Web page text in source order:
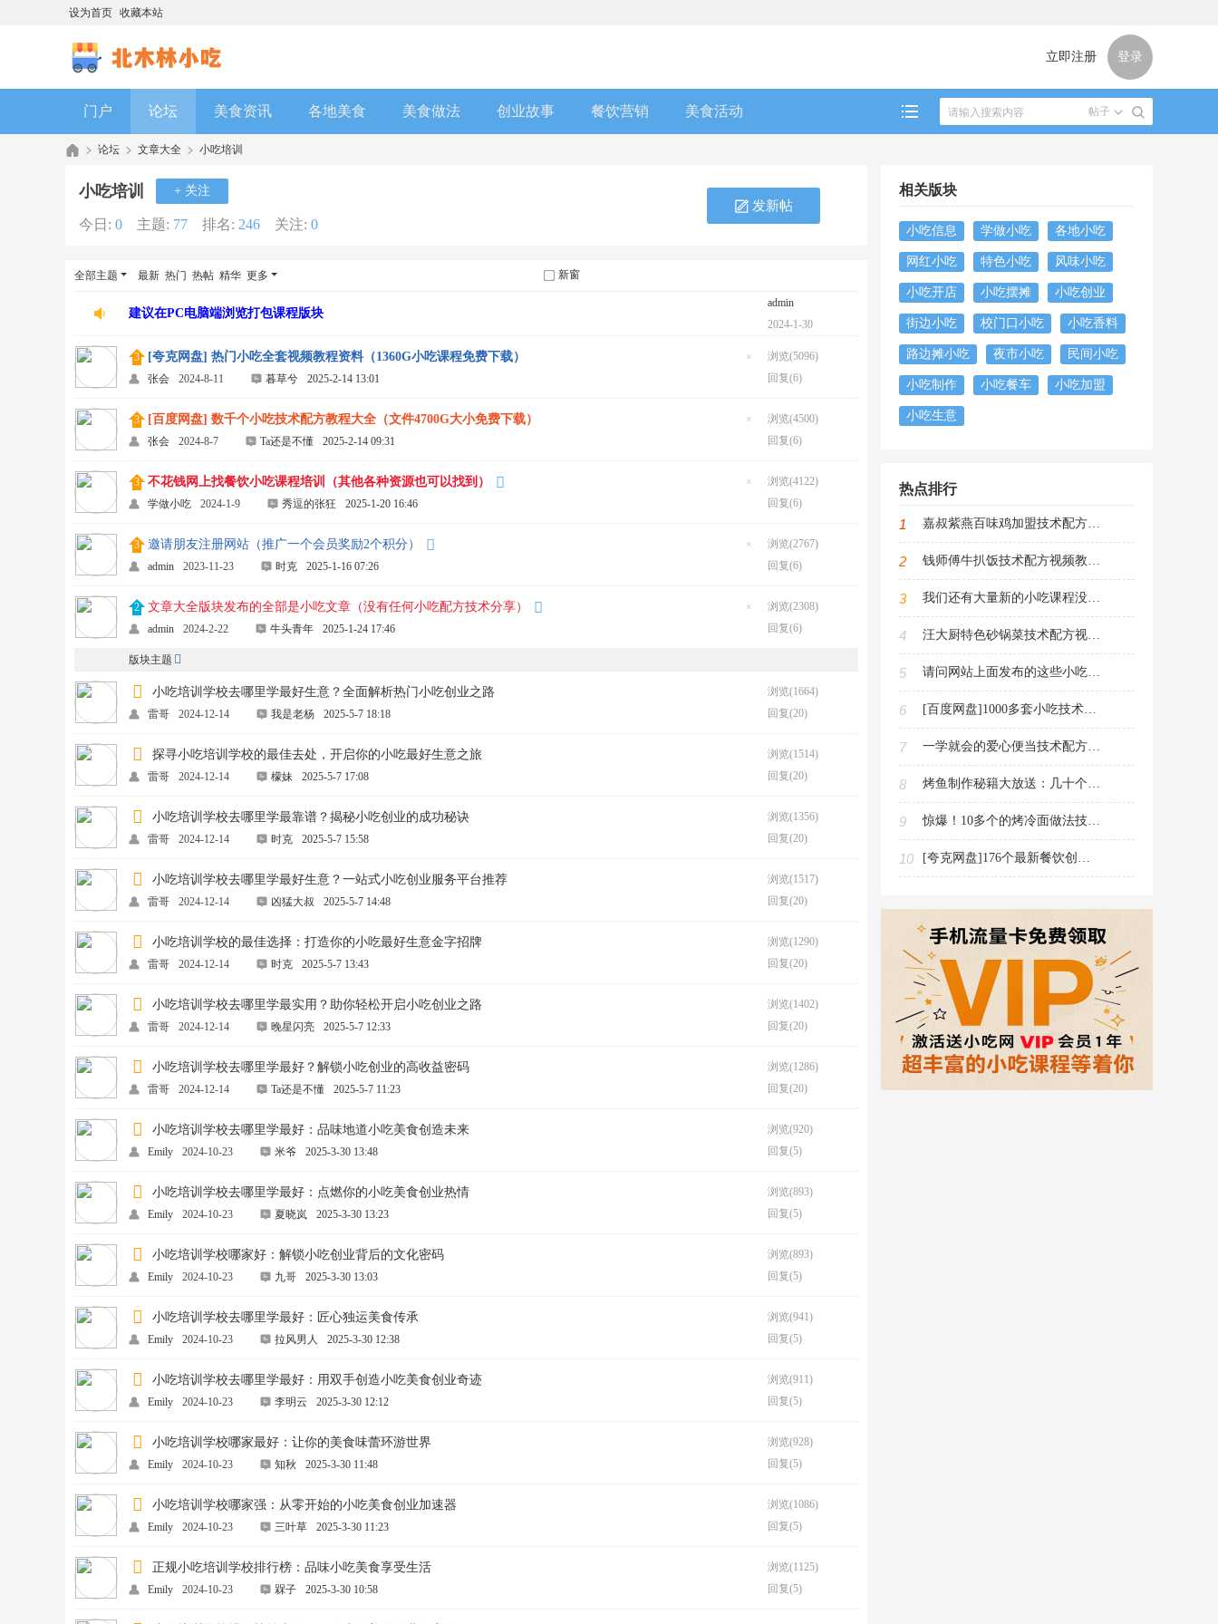
设为首页 收藏本站
立即注册 登录
帖子
门户 论坛 美食资讯 各地美食 美食做法 创业故事 餐饮营销 美食活动
论坛 文章大全 小吃培训
小吃培训 + 关注
今日: 0 主题: 77 排名: 246 关注: 0
发新帖
新窗
全部主题 最新 热门 热帖 精华 更多
建议在PC电脑端浏览打包课程版块
admin
2024-1-30
[夸克网盘] 热门小吃全套视频教程资料（1360G小吃课程免费下载）
张会 2024-8-11 暮草兮 2025-2-14 13:01
浏览(5096)
回复(6)
[百度网盘] 数千个小吃技术配方教程大全（文件4700G大小免费下载）
张会 2024-8-7 Ta还是不懂 2025-2-14 09:31
浏览(4500)
回复(6)
不花钱网上找餐饮小吃课程培训（其他各种资源也可以找到）
学做小吃 2024-1-9 秀逗的张狂 2025-1-20 16:46
浏览(4122)
回复(6)
邀请朋友注册网站（推广一个会员奖励2个积分）
admin 2023-11-23 时克 2025-1-16 07:26
浏览(2767)
回复(6)
文章大全版块发布的全部是小吃文章（没有任何小吃配方技术分享）
admin 2024-2-22 牛头青年 2025-1-24 17:46
浏览(2308)
回复(6)
版块主题
小吃培训学校去哪里学最好生意？全面解析热门小吃创业之路
雷哥 2024-12-14 我是老杨 2025-5-7 18:18
浏览(1664)
回复(20)
探寻小吃培训学校的最佳去处，开启你的小吃最好生意之旅
雷哥 2024-12-14 檬妹 2025-5-7 17:08
浏览(1514)
回复(20)
小吃培训学校去哪里学最靠谱？揭秘小吃创业的成功秘诀
雷哥 2024-12-14 时克 2025-5-7 15:58
浏览(1356)
回复(20)
小吃培训学校去哪里学最好生意？一站式小吃创业服务平台推荐
雷哥 2024-12-14 凶猛大叔 2025-5-7 14:48
浏览(1517)
回复(20)
小吃培训学校的最佳选择：打造你的小吃最好生意金字招牌
雷哥 2024-12-14 时克 2025-5-7 13:43
浏览(1290)
回复(20)
小吃培训学校去哪里学最实用？助你轻松开启小吃创业之路
雷哥 2024-12-14 晚星闪亮 2025-5-7 12:33
浏览(1402)
回复(20)
小吃培训学校去哪里学最好？解锁小吃创业的高收益密码
雷哥 2024-12-14 Ta还是不懂 2025-5-7 11:23
浏览(1286)
回复(20)
小吃培训学校去哪里学最好：品味地道小吃美食创造未来
Emily 2024-10-23 米爷 2025-3-30 13:48
浏览(920)
回复(5)
小吃培训学校去哪里学最好：点燃你的小吃美食创业热情
Emily 2024-10-23 夏晓岚 2025-3-30 13:23
浏览(893)
回复(5)
小吃培训学校哪家好：解锁小吃创业背后的文化密码
Emily 2024-10-23 九哥 2025-3-30 13:03
浏览(893)
回复(5)
小吃培训学校去哪里学最好：匠心独运美食传承
Emily 2024-10-23 拉风男人 2025-3-30 12:38
浏览(941)
回复(5)
小吃培训学校去哪里学最好：用双手创造小吃美食创业奇迹
Emily 2024-10-23 李明云 2025-3-30 12:12
浏览(911)
回复(5)
小吃培训学校哪家最好：让你的美食味蕾环游世界
Emily 2024-10-23 知秋 2025-3-30 11:48
浏览(928)
回复(5)
小吃培训学校哪家强：从零开始的小吃美食创业加速器
Emily 2024-10-23 三叶草 2025-3-30 11:23
浏览(1086)
回复(5)
正规小吃培训学校排行榜：品味小吃美食享受生活
Emily 2024-10-23 槑子 2025-3-30 10:58
浏览(1125)
回复(5)
相关版块
小吃信息 学做小吃 各地小吃
网红小吃 特色小吃 风味小吃
小吃开店 小吃摆摊 小吃创业
街边小吃 校门口小吃 小吃香料
路边摊小吃 夜市小吃 民间小吃
小吃制作 小吃餐车 小吃加盟
小吃生意
热点排行
1 嘉叔紫燕百味鸡加盟技术配方视频教程（紫燕百味鸡制作攻略）
2 钱师傅牛扒饭技术配方视频教程（手把手教你制作美味牛扒饭）
3 我们还有大量新的小吃课程没有发布（敬请期待）
4 汪大厨特色砂锅菜技术配方视频教程（砂锅菜烹饪技巧大全）
5 请问网站上面发布的这些小吃课程是不是侵犯了知识产权，违反了法律
6 [百度网盘]1000多套小吃技术配方教程（文件3600G大小60积分下载）
7 一学就会的爱心便当技术配方PDF电子书（儿童每日便当新花样）
8 烤鱼制作秘籍大放送：几十个做法技术配方视频教程免费领取走起
9 惊爆！10多个的烤冷面做法技术配方视频教程现在免费领取
10 [夸克网盘]176个最新餐饮创业视频教程资料（教程文件182.9G大小20积分下载）